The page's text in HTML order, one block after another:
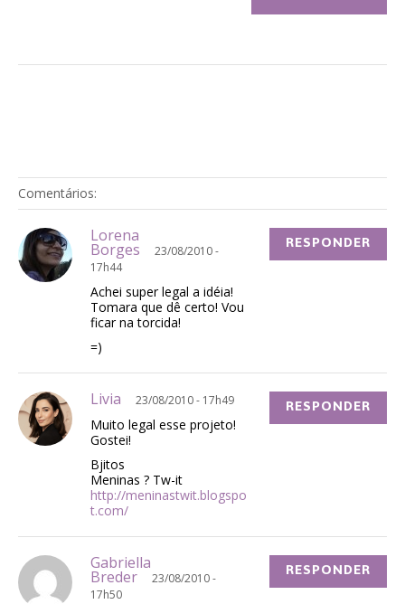
Comentários:
Lorena
Borges
23/08/2010 -
17h44
Achei super legal a idéia!
Tomara que dê certo! Vou
ficar na torcida!
=)
RESPONDER
Livia 23/08/2010 - 17h49
Muito legal esse projeto!
Gostei!
Bjitos
Meninas ? Tw-it
http://meninastwit.blogspo
t.com/
RESPONDER
Gabriella
Breder
23/08/2010 -
17h50
RESPONDER